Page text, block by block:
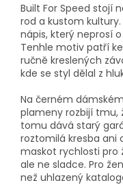
Built For Speed stojí
rod a kustom
nápis, který neprosí
Tenhle motiv patří
ručně kreslených
kde se styl dělal z
Na černém
plameny rozbijí tmu,
tomu dává starý
roztomilá kresba ani
maskot rychlosti pro
ale ne sladce. Pro
než uhlazený